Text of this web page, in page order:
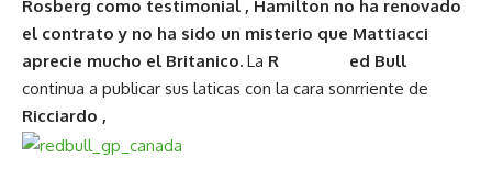
Rosberg como testimonial , Hamilton no ha renovado
el contrato y no ha sido un misterio que Mattiacci
aprecie mucho el Britanico. La R ed Bull
continua a publicar sus laticas con la cara sonrriente de
Ricciardo ,